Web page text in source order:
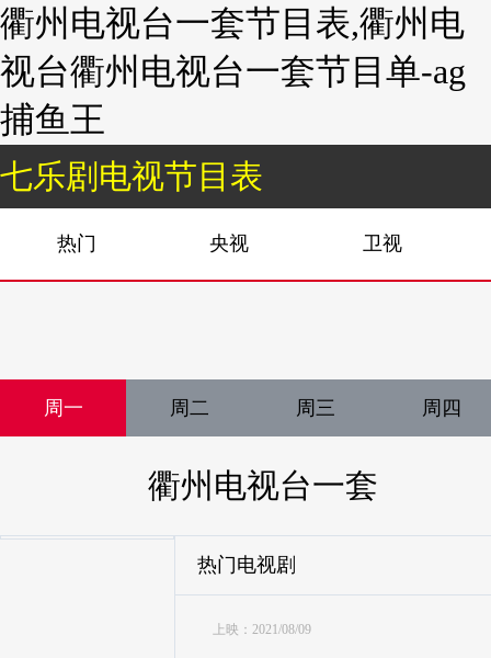
衢州电视台一套节目表,衢州电
视台衢州电视台一套节目单-ag
捕鱼王
七乐剧电视节目表
热门 央视 卫视
周一 周二 周三 周四
衢州电视台一套
热门电视剧
上映：2021/08/09